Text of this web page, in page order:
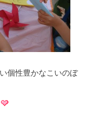
個性豊かなこいのぼ